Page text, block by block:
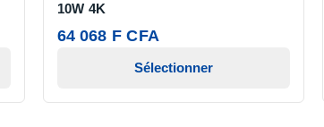
10W 4K
64 068 F CFA
Sélectionner